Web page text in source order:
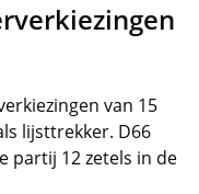
van 15
lijsttrekker. D66
partij 12 zetels in de